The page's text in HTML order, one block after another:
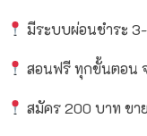
มีระบบผ่อนชำระ
สอนฟรี ทุกขั้นตอน
สมัคร 200 บาท ขา